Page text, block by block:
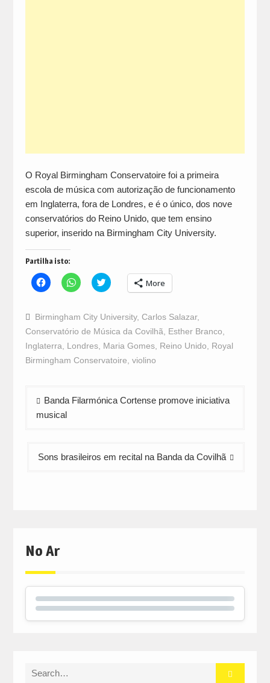
O Royal Birmingham Conservatoire foi a primeira
escola de música com autorização de funcionamento
em Inglaterra, fora de Londres, e é o único, dos nove
conservatórios do Reino Unido, que tem ensino
superior, inserido na Birmingham City University.
Partilha isto:
Click
to
Facebook
(Opens
in
new
window)
Click
to
WhatsApp
(Opens
in
new
window)
Click
to
Twitter
(Opens
in
new
window)
More
Birmingham City University, Carlos Salazar,
Conservatório de Música da Covilhã
Esther Branco
Inglaterra
Londres, Maria Gomes, Reino Unido
Royal
Birmingham Conservatoire violino
Navegação
de
Banda Filarmónica Cortense promove iniciativa
musical
Sons brasileiros em recital na Banda da Covilhã
No Ar
Search